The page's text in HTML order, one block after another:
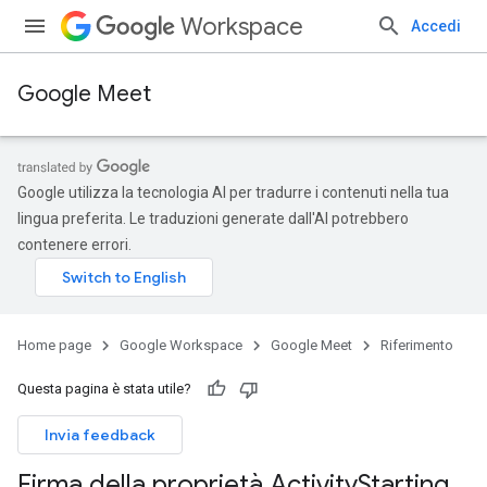
Workspace Accedi
Google Meet
Google utilizza la tecnologia AI per tradurre i contenuti nella tua
lingua preferita. Le traduzioni generate dall'AI potrebbero
contenere errori.
Home page Google Workspace Google Meet Riferimento
Questa pagina è stata utile?
Invia feedback